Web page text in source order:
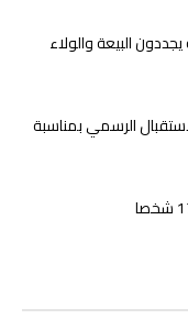
البيعة والولاء
الرسمي بمناسبة